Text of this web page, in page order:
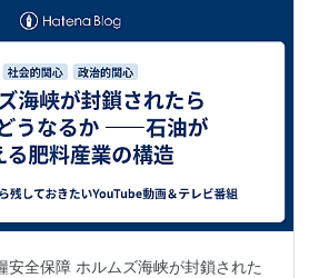
安全保障 ホルムズ海峡が封鎖された